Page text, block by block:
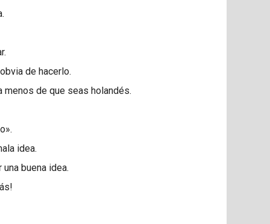
de hacerlo.
menos de que seas holandés.
idea.
buena idea.